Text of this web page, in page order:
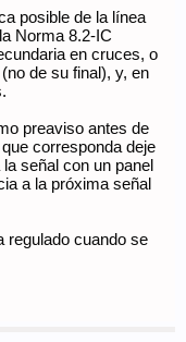
posible de la línea
Norma 8.2-IC
en cruces, o
de su final), y, en
preaviso antes de
corresponda deje
señal con un panel
a la próxima señal
regulado cuando se